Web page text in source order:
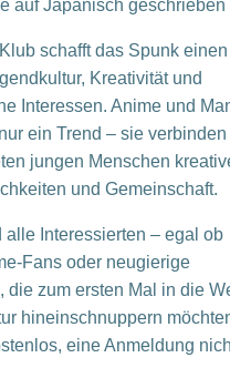
auf Japanisch geschrieben
schafft das Spunk
Kreativität und
Interessen. Anime und
ein Trend – sie
jungen Menschen
und Gemeinschaft.
alle Interessierten – egal ob
Fans oder neugierige
die zum ersten Mal in die
hineinschnuppern
eine Anmeldung